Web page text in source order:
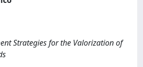
Strategies for the Valorization of